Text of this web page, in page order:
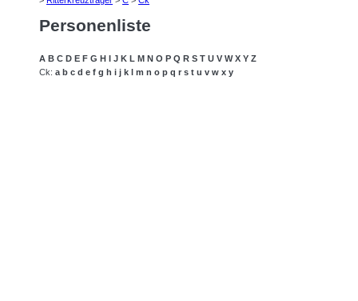
Personenliste
A B C D E F G H I J K L M N O P Q R S T U V W X Y Z
Ck: a b c d e f g h i j k l m n o p q r s t u v w x y